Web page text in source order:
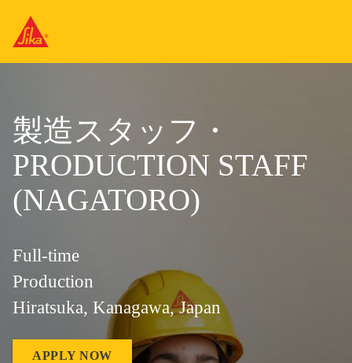
製造スタッフ・
PRODUCTION STAFF
(NAGATORO)
Full-time
Production
Hiratsuka, Kanagawa, Japan
APPLY NOW